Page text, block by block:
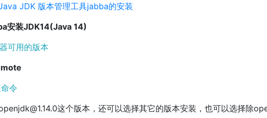
JDK 版本管理工具jabba的安装
安装JDK14(Java 14)
可用的版本
令
这个版本，还可以选择其它的版本安装，也可以选择除